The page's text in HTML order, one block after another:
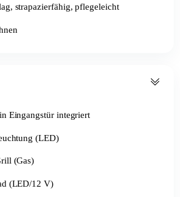
strapazierfähig, pflegeleicht
Eingangstür integriert
(LED)
(Gas)
(LED/12 V)